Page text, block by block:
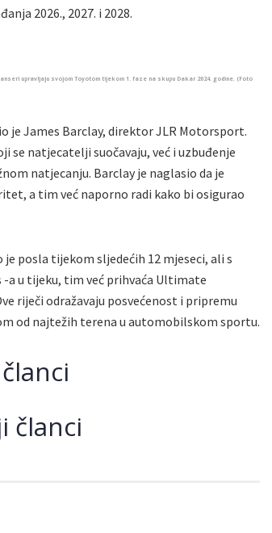
2026., 2027. i 2028.
upravljaju svojom Toyotom tijekom 1. faze na skupu Dakar 2024. godine. (Foto
je James Barclay, direktor JLR Motorsport.
se natjecatelji suočavaju, već i uzbuđenje
natjecanju. Barclay je naglasio da je
a tim već naporno radi kako bi osigurao
posla tijekom sljedećih 12 mjeseci, ali s
a u tijeku, tim već prihvaća Ultimate
riječi odražavaju posvećenost i pripremu
od najtežih terena u automobilskom sportu.
članci